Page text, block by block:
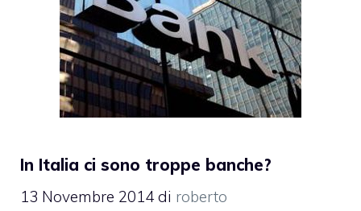
In Italia ci sono troppe banche?
13 Novembre 2014 di roberto